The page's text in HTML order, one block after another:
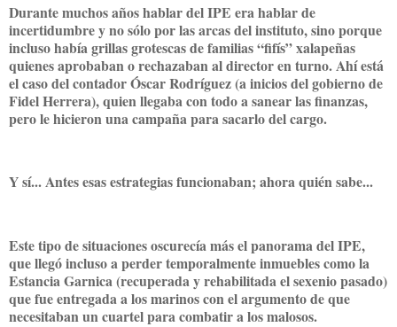
Durante muchos años hablar del IPE era hablar de
incertidumbre y no sólo por las arcas del instituto, sino porque
incluso había grillas grotescas de familias “fifís” xalapeñas
quienes aprobaban o rechazaban al director en turno. Ahí está
el caso del contador Óscar Rodríguez (a inicios del gobierno de
Fidel Herrera), quien llegaba con todo a sanear las finanzas,
pero le hicieron una campaña para sacarlo del cargo.
Y sí... Antes esas estrategias funcionaban; ahora quién sabe...
Este tipo de situaciones oscurecía más el panorama del IPE,
que llegó incluso a perder temporalmente inmuebles como la
Estancia Garnica (recuperada y rehabilitada el sexenio pasado)
que fue entregada a los marinos con el argumento de que
necesitaban un cuartel para combatir a los malosos.